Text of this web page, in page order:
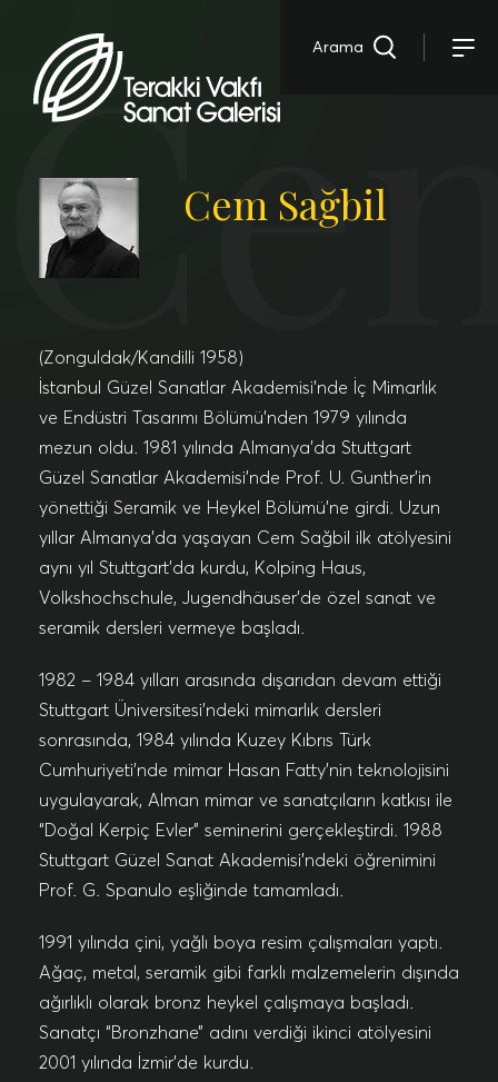
Arama
Cem Sağbil
(Zonguldak/Kandilli 1958)
İstanbul Güzel Sanatlar Akademisi’nde İç Mimarlık
ve Endüstri Tasarımı Bölümü’nden 1979 yılında
mezun oldu. 1981 yılında Almanya’da Stuttgart
Güzel Sanatlar Akademisi’nde Prof. U. Gunther’in
yönettiği Seramik ve Heykel Bölümü’ne girdi. Uzun
yıllar Almanya’da yaşayan Cem Sağbil ilk atölyesini
aynı yıl Stuttgart’da kurdu, Kolping Haus,
Volkshochschule, Jugendhäuser’de özel sanat ve
seramik dersleri vermeye başladı.
1982 – 1984 yılları arasında dışarıdan devam ettiği
Stuttgart Üniversitesi’ndeki mimarlık dersleri
sonrasında, 1984 yılında Kuzey Kıbrıs Türk
Cumhuriyeti’nde mimar Hasan Fatty’nin teknolojisini
uygulayarak, Alman mimar ve sanatçıların katkısı ile
“Doğal Kerpiç Evler” seminerini gerçekleştirdi. 1988
Stuttgart Güzel Sanat Akademisi’ndeki öğrenimini
Prof. G. Spanulo eşliğinde tamamladı.
1991 yılında çini, yağlı boya resim çalışmaları yaptı.
Ağaç, metal, seramik gibi farklı malzemelerin dışında
ağırlıklı olarak bronz heykel çalışmaya başladı.
Sanatçı “Bronzhane” adını verdiği ikinci atölyesini
2001 yılında İzmir’de kurdu.